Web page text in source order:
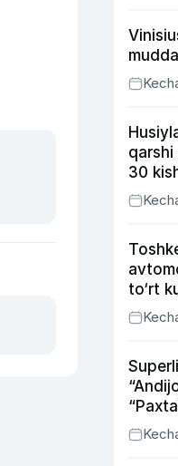
qarshi
30
to‘rt